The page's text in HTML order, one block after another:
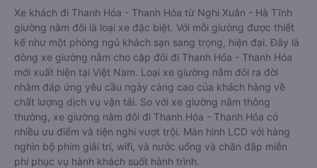
Xe khách đi Thanh Hóa - Thanh Hóa từ Nghi Xuân - Hà Tĩnh
giường nằm đôi là loại xe đặc biệt. Với mỗi giường được thiết
kế như một phòng ngủ khách sạn sang trọng, hiện đại. Đây là
dòng xe giường nằm cho cặp đôi đi Thanh Hóa - Thanh Hóa
mới xuất hiện tại Việt Nam. Loại xe giường nằm đôi ra đời
nhằm đáp ứng yêu cầu ngày càng cao của khách hàng về
chất lượng dịch vụ vận tải. So với xe giường nằm thông
thường, xe giường nằm đôi đi Thanh Hóa - Thanh Hóa có
nhiều ưu điểm và tiện nghi vượt trội. Màn hình LCD với hàng
nghìn bộ phim giải trí, wifi, và nước uống và chăn đắp miễn
phí phục vụ hành khách suốt hành trình.